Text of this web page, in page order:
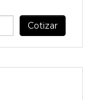
Cotizar